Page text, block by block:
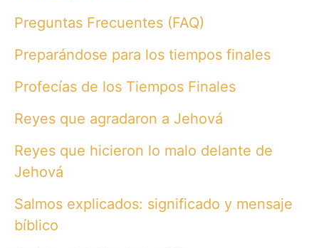
Preguntas Frecuentes (FAQ)
Preparándose para los tiempos finales
Profecías de los Tiempos Finales
Reyes que agradaron a Jehová
Reyes que hicieron lo malo delante de
Jehová
Salmos explicados: significado y mensaje
bíblico